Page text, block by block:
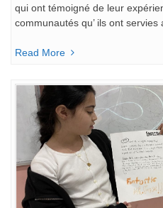
qui ont témoigné de leur
communautés qu’ ils ont
Read More